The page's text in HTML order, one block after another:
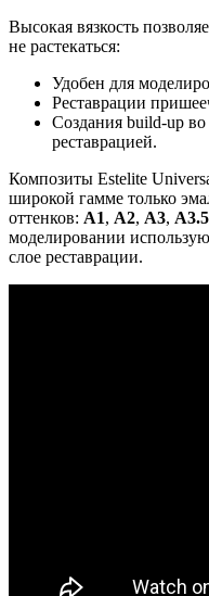
Высокая вязкость
не растекаться:
Удобен для
Реставрации
Создания build-up
реставрацией.
Композиты Estelite
широкой гамме только
оттенков: А1, A2, A3, A3.5
моделировании
слое реставрации.